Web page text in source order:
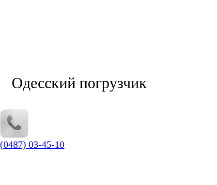
Одесский погрузчик
(0487) 03-45-10